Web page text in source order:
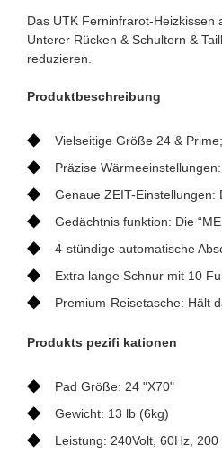
Das UTK Ferninfrarot-
Unterer Rücken & Schultern &
reduzieren.
Produktbeschreibung
◆ Vielseitige Größe 24 &
◆ Präzise
◆ Genaue ZEIT-
◆ Gedächtnis funktion: Die
◆ 4-stündige automatische
◆ Extra lange Schnur mit 10
◆ Premium-Reisetasche: Hält
Produkts pezifi kationen
◆ Pad Größe: 24 "X70"
◆ Gewicht: 13 lb (6kg)
◆ Leistung: 240Volt, 60Hz, 200